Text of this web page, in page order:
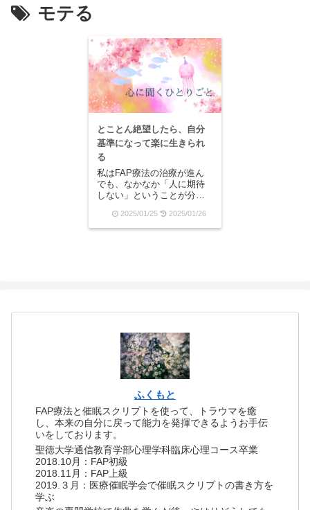
モテる
とことん絶望したら、自分
基準になって楽に生きられ
る
私はFAP療法の治療が進ん
でも、なかなか「人に期待
しない」ということが分か
期待していないつもりなん
です。だけど、相手の一挙
2025/01/25 2025/01/26
ふくもと
FAP療法と催眠スクリプトを使って、トラウマを癒
し、本来の自分に戻って能力を発揮できるようお手伝
いをしております。
聖徳大学通信教育学部心理学科臨床心理コース卒業
2018.10月：FAP初級
2018.11月：FAP上級
2019.３月：医療催眠学会で催眠スクリプトの書き方を
学ぶ